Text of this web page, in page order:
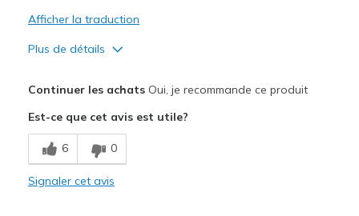
Afficher la traduction
Plus de détails
Comfortable
Stylish
Continuer les achatsOui, je recommande ce produit
Est-ce que cet avis est utile?
6 0
Signaler cet avis